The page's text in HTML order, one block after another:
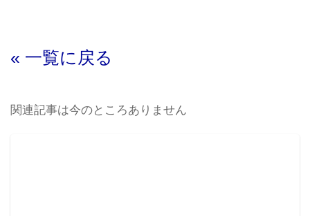
« 一覧に戻る
関連記事は今のところありません